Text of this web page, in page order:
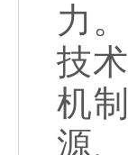
力
技
机
源